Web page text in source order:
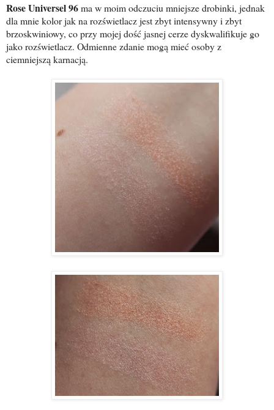
Rose Universel96ma w moim odczuciu mniejsze drobinki, jednak
dla mnie kolor jak na rozświetlacz jest zbyt intensywny i zbyt
brzoskwiniowy, co przy mojej dość jasnej cerze dyskwalifikuje go
jako rozświetlacz. Odmienne zdanie mogą mieć osoby z
ciemniejszą karnacją.